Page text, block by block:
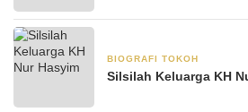
BIOGRAFI TOKOH
Silsilah Keluarga KH